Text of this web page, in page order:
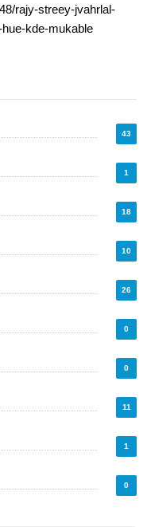
rajy-streey-jvahrlal-
kde-mukable
43
1
18
10
26
0
0
11
1
0